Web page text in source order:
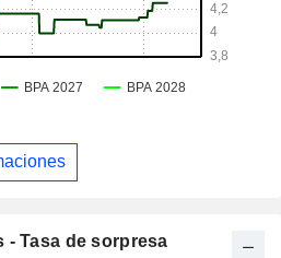
- Tasa de sorpresa